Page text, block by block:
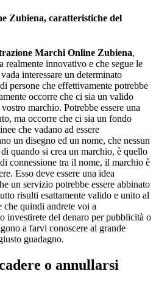
Zubiena, caratteristiche del
Marchi Online Zubiena,
realmente innovativo e che segue le
interessare un determinato
persone che effettivamente potrebbe
occorre che ci sia un valido
marchio. Potrebbe essere una
ma occorre che ci sia un fondo
che vadano ad essere
un disegno ed un nome, che nessun
quando si crea un marchio, è quello
connessione tra il nome, il marchio è
Esso deve essere una idea
un servizio potrebbe essere abbinato
risulti esattamente valido e unito al
che quindi andrete voi a
investirete del denaro per pubblicità o
a farvi conoscere al grande
guadagno.
o annullarsi